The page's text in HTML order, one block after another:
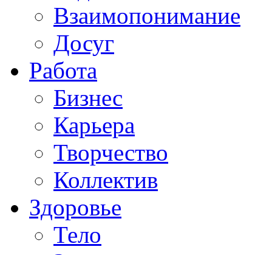
Взаимопонимание
Досуг
Работа
Бизнес
Карьера
Творчество
Коллектив
Здоровье
Тело